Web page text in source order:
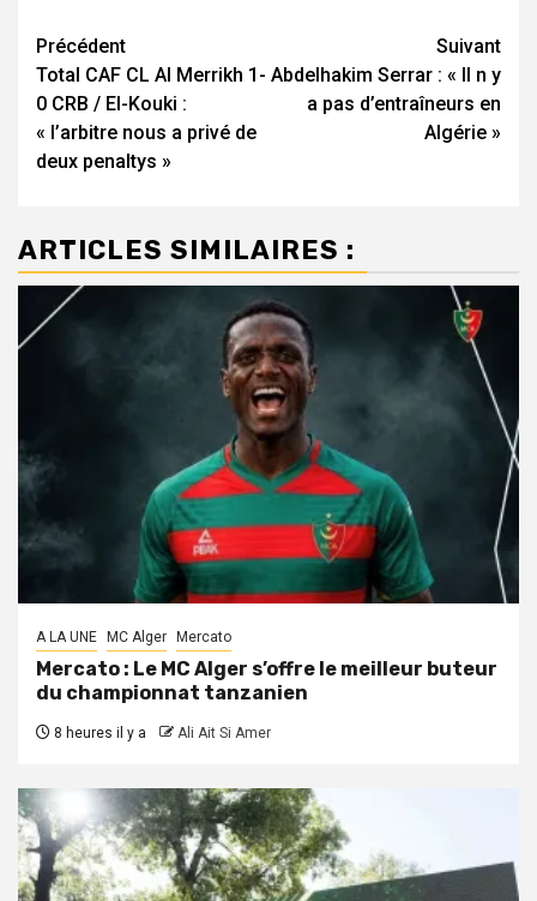
Navigation
d’article
Précédent
Total CAF CL Al Merrikh 1-
0 CRB / El-Kouki :
« l’arbitre nous a privé de
deux penaltys »
Suivant
Abdelhakim Serrar : « Il n y
a pas d’entraîneurs en
Algérie »
ARTICLES SIMILAIRES :
A LA UNE MC Alger Mercato
Mercato : Le MC Alger s’offre le meilleur buteur
du championnat tanzanien
8 heures il y a Ali Ait Si Amer